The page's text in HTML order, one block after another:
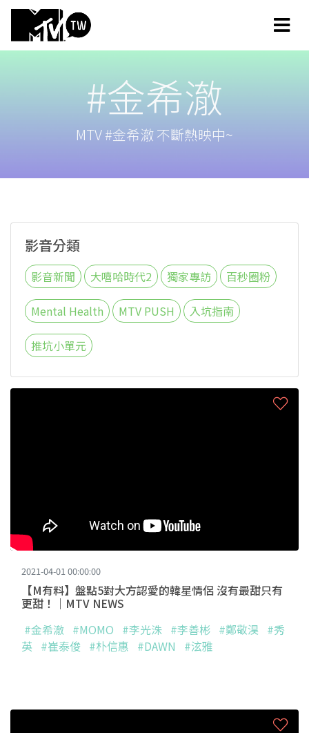
#金希澈
MTV #金希澈 不斷熱映中~
影音分類
影音新聞 大嘻哈時代2 獨家專訪 百秒圈粉
Mental Health MTV PUSH 入坑指南
推坑小單元
2021-04-01 00:00:00
【M有料】盤點5對大方認愛的韓星情侶 沒有最甜只有
更甜！｜MTV NEWS
#金希澈 #MOMO #李光洙 #李善彬 #鄭敬淏 #秀
英 #崔泰俊 #朴信惠 #DAWN #泫雅